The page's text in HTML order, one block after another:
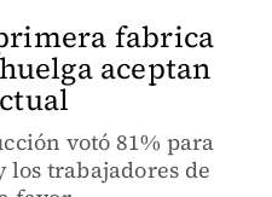
fabrica
aceptan
votó 81% para
trabajadores de